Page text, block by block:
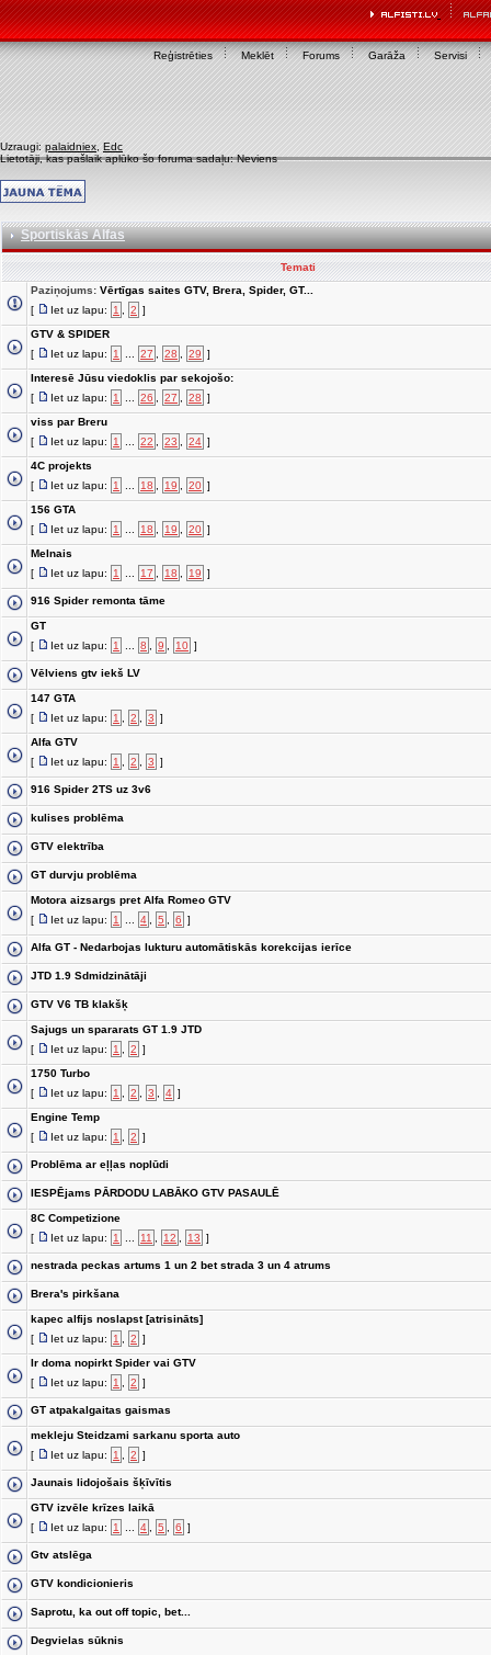
Reģistrēties Meklēt Forums Garāža Servisi
Uzraugi: palaidniex Edc
Lietotāji, kas pašlaik aplūko šo foruma sadaļu: Neviens
Sportiskās Alfas
Temati
Paziņojums: Vērtīgas saites GTV, Brera, Spider, GT...
[
Iet uz lapu: 1 2 ]
GTV & SPIDER
[
Iet uz lapu: 1 27 28 29 ]
Interesē Jūsu viedoklis par sekojošo:
[
Iet uz lapu: 1 26 27 28 ]
viss par Breru
[
Iet uz lapu: 1 22 23 24 ]
4C projekts
[
Iet uz lapu: 1 18 19 20 ]
156 GTA
[
Iet uz lapu: 1 18 19 20 ]
Melnais
[
Iet uz lapu: 1 17 18 19 ]
916 Spider remonta tāme
GT
[
Iet uz lapu: 1 8 9 10 ]
Vēlviens gtv iekš LV
147 GTA
[
Iet uz lapu: 1 2 3 ]
Alfa GTV
[
Iet uz lapu: 1 2 3 ]
916 Spider 2TS uz 3v6
kulises problēma
GTV elektrība
GT durvju problēma
Motora aizsargs pret Alfa Romeo GTV
[
Iet uz lapu: 1 4 5 6 ]
Alfa GT - Nedarbojas lukturu automātiskās korekcijas ierīce
JTD 1.9 Sdmidzinātāji
GTV V6 TB klakšķ
Sajugs un spararats GT 1.9 JTD
[
Iet uz lapu: 1 2 ]
1750 Turbo
[
Iet uz lapu: 1 2 3 4 ]
Engine Temp
[
Iet uz lapu: 1 2 ]
Problēma ar eļļas noplūdi
IESPĒjams PĀRDODU LABĀKO GTV PASAULĒ
8C Competizione
[
Iet uz lapu: 1 11 12 13 ]
nestrada peckas artums 1 un 2 bet strada 3 un 4 atrums
Brera's pirkšana
kapec alfijs noslapst [atrisināts]
[
Iet uz lapu: 1 2 ]
Ir doma nopirkt Spider vai GTV
[
Iet uz lapu: 1 2 ]
GT atpakalgaitas gaismas
mekleju Steidzami sarkanu sporta auto
[
Iet uz lapu: 1 2 ]
Jaunais lidojošais šķīvītis
GTV izvēle krīzes laikā
[
Iet uz lapu: 1 4 5 6 ]
Gtv atslēga
GTV kondicionieris
Saprotu, ka out off topic, bet...
Degvielas sūknis